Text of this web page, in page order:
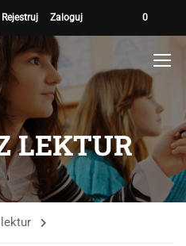
Rejestruj Zaloguj 0
LEKTUR